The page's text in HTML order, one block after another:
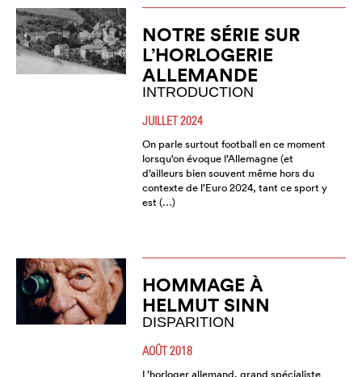
NOTRE SÉRIE SUR
L’HORLOGERIE
ALLEMANDE
INTRODUCTION
JUILLET 2024
On parle surtout football en ce moment
lorsqu’on évoque l’Allemagne (et
d’ailleurs bien souvent même hors du
contexte de l’Euro 2024, tant ce sport y
est (…)
HOMMAGE À
HELMUT SINN
DISPARITION
AOÛT 2018
L’horloger allemand, grand spécialiste